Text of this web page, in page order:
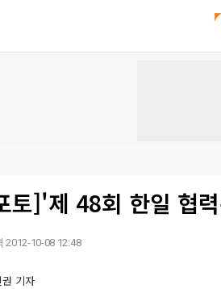
토]'제 48회 한일 협
2012-10-08 12:48
권 기자